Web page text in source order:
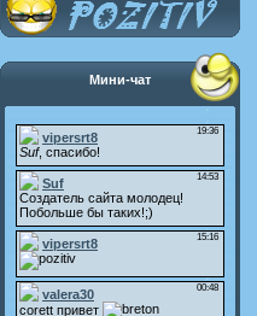
Мини-чат